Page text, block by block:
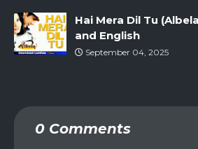
Hai Mera Dil Tu
and English
September 04, 2025
0 Comments